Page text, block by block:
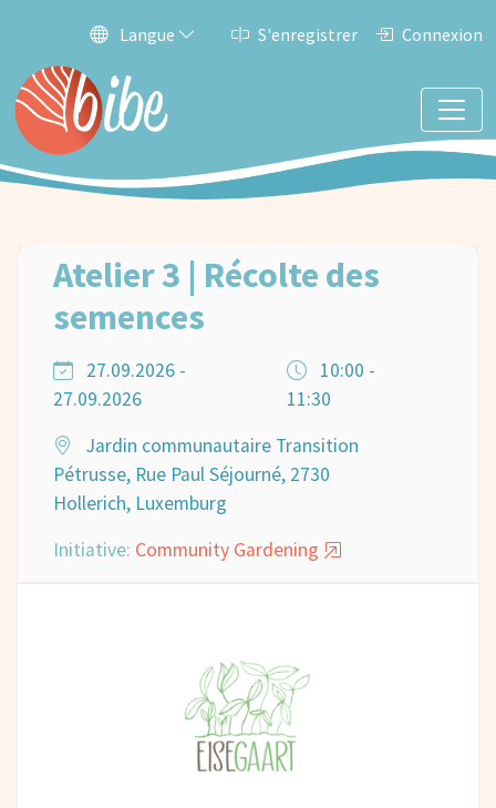
Langue S'enregistrer Connexion
Atelier 3 | Récolte des
semences
27.09.2026 -
27.09.2026
10:00 -
11:30
Jardin communautaire Transition
Pétrusse, Rue Paul Séjourné, 2730
Hollerich, Luxemburg
Initiative: Community Gardening